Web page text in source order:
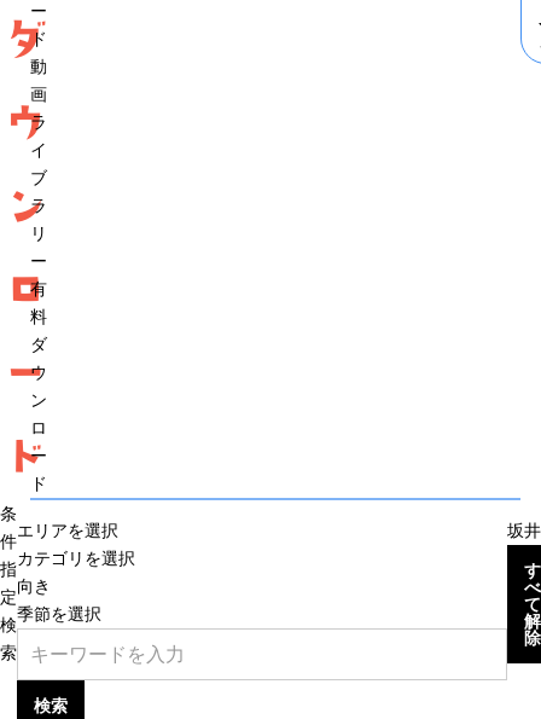
ダ
ウ
ン
ロ
ー
ド
ー
ド
動
画
ラ
イ
ブ
ラ
リ
ー
有
料
ダ
ウ
ン
ロ
ー
ド
条
件
指
定
検
索
エリアを選択
カテゴリを選択
向き
季節を選択
検索
坂
す
べ
て
解
除